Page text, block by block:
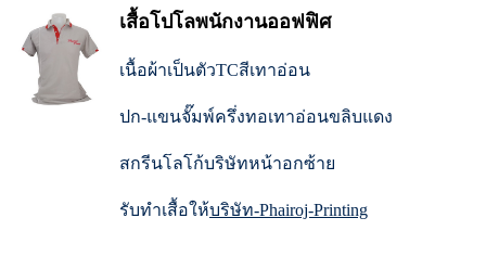
เสื้อโปโลพนักงานออฟฟิศ
เนื้อผ้าเป็นตัวTCสีเทาอ่อน
ปก-แขนจั๊มพ์ครึ่งทอเทาอ่อนขลิบแดง
สกรีนโลโก้บริษัทหน้าอกซ้าย
รับทำเสื้อให้บริษัท-Phairoj-Printing